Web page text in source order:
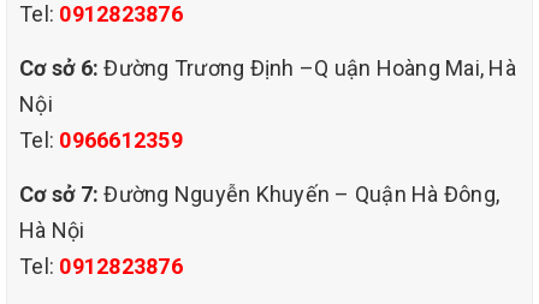
👉 Chúng tôi mang đến dịch vụ giặt
Tel: 0912823876
Cơ sở 6: Đường Trương Định –Q uận Hoàng Mai, Hà
Nội
Tel: 0966612359
Cơ sở 7:Đường Nguyễn Khuyến – Quận Hà Đông,
Hà Nội
Tel: 0912823876